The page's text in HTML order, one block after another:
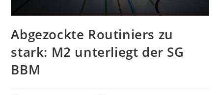
Abgezockte Routiniers zu
stark: M2 unterliegt der SG
BBM